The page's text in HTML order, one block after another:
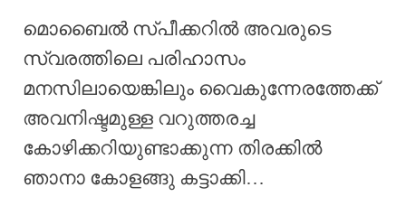
മൊബൈൽ സ്‌പീക്കറിൽ അവരുടെ
സ്വരത്തിലെ പരിഹാസം
മനസിലായെങ്കിലും വൈകുന്നേരത്തേക്ക്
അവനിഷ്ടമുള്ള വറുത്തരച്ച
കോഴിക്കറിയുണ്ടാക്കുന്ന തിരക്കിൽ
ഞാനാ കോളങ്ങു കട്ടാക്കി…